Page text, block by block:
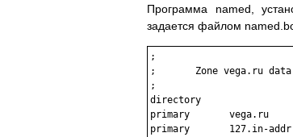
Программа named,
задается файлом
;
;       Zone vega.ru
;
directory
primary       vega.ru
primary       127.in-